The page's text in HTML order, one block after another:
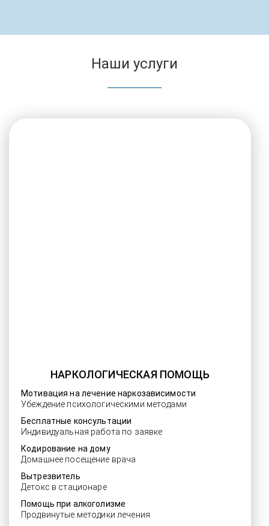
Наши услуги
НАРКОЛОГИЧЕСКАЯ ПОМОЩЬ
Мотивация на лечение наркозависимости
Убеждение психологическими методами
Бесплатные консультации
Индивидуальная работа по заявке
Кодирование на дому
Домашнее посещение врача
Вытрезвитель
Детокс в стационаре
Помощь при алкоголизме
Продвинутые методики лечения